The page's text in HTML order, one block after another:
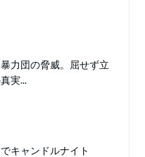
力団の脅威。屈せず立
実...
キャンドルナイト